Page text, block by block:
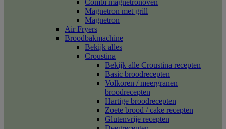
Combi magnetronoven
Magnetron met grill
Magnetron
Air Fryers
Broodbakmachine
Bekijk alles
Croustina
Bekijk alle Croustina recepten
Basic broodrecepten
Volkoren / meergranen
broodrecepten
Hartige broodrecepten
Zoete brood / cake recepten
Glutenvrije recepten